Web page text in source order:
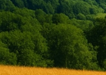
ПОДОРОЖI ПО